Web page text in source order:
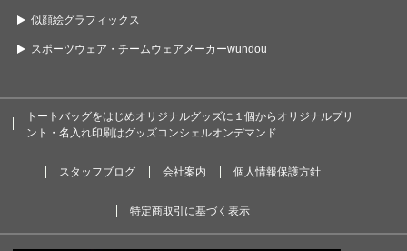
似顔絵グラフィックス
スポーツウェア・チームウェアメーカーwundou
トートバッグをはじめオリジナルグッズに１個からオリジナルプリ
ント・名入れ印刷はグッズコンシェルオンデマンド
スタッフブログ 会社案内 個人情報保護方針
特定商取引に基づく表示